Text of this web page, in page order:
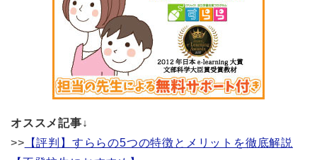
オススメ記事↓
>> 【評判】すららの5つの特徴とメリットを徹底解説